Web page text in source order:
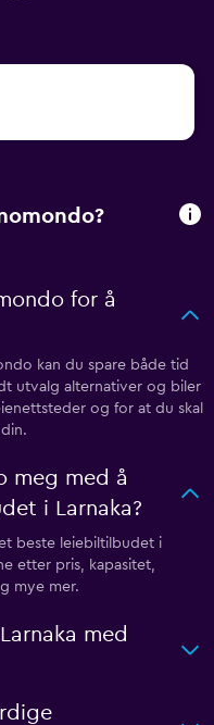
for å
kan du spare både tid
utvalg alternativer og biler
og for at du skal
meg med å
i Larnaka?
beste leiebiltilbudet i
etter pris, kapasitet,
mye mer.
med